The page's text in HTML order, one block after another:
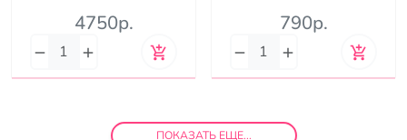
4750р. 790р.
ПОКАЗАТЬ ЕЩЕ...